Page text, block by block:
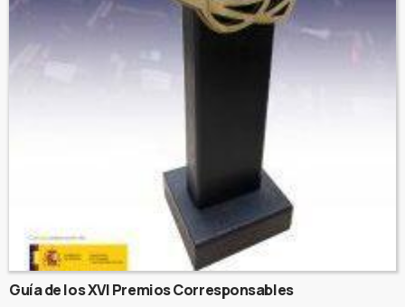
Guía de los XVI Premios Corresponsables